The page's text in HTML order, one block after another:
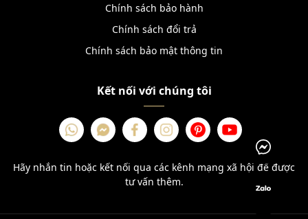
Chính sách bảo hành
Chính sách đổi trả
Chính sách bảo mật thông tin
Kết nối với chúng tôi
Hãy nhắn tin hoặc kết nối qua các kênh mạng xã hội để được
tư vấn thêm.